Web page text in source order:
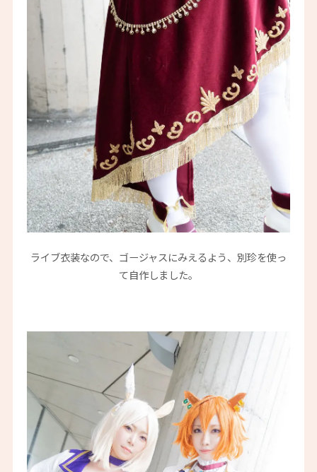
ライブ衣装なので、ゴージャスにみえるよう、別珍を使っ
て自作しました。